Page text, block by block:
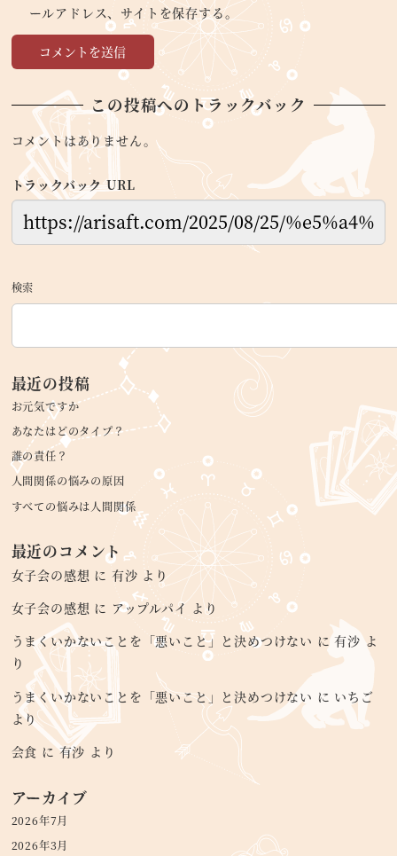
ールアドレス、サイトを保存する。
この投稿へのトラックバック
コメントはありません。
トラックバック URL
検索
最近の投稿
お元気ですか
あなたはどのタイプ？
誰の責任？
人間関係の悩みの原因
すべての悩みは人間関係
最近のコメント
女子会の感想 に 有沙 より
女子会の感想 に アップルパイ より
うまくいかないことを「悪いこと」と決めつけない に有沙よ
り
うまくいかないことを「悪いこと」と決めつけない に いちご
より
会食 に有沙 より
アーカイブ
2026年7月
2026年3月